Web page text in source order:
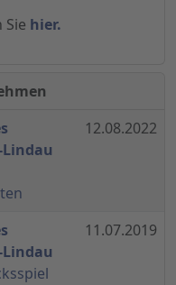
hier.
12.08.2022
11.07.2019